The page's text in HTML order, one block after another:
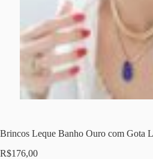
Brincos Leque Banho Ouro com Gota
R$176,00